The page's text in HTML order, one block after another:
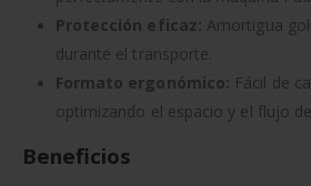
Protección eficaz: Amortigua
durante el transporte.
Formato ergonómico: Fácil de
optimizando el espacio y el flujo
Beneficios